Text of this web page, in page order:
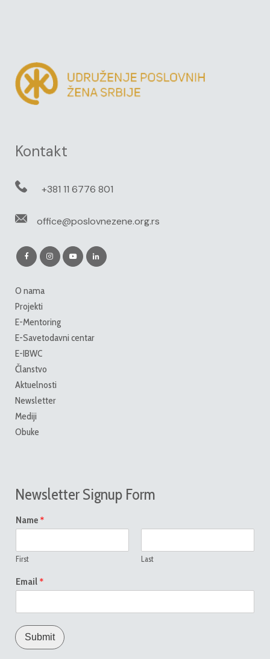
Kontakt
+381 11 6776 801
office@poslovnezene.org.rs
O nama
Projekti
E-Mentoring
E-Savetodavni centar
E-IBWC
Članstvo
Aktuelnosti
Newsletter
Mediji
Obuke
Newsletter Signup Form
Name *
First Last
Email *
Submit